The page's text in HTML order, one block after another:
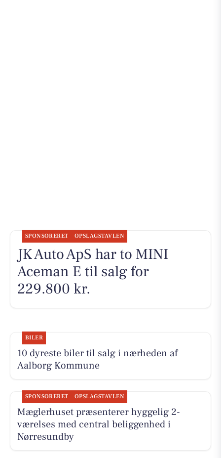
SPONSORERET OPSLAGSTAVLEN
JK Auto ApS har to MINI
Aceman E til salg for
229.800 kr.
BILER
10 dyreste biler til salg i nærheden af
Aalborg Kommune
SPONSORERET OPSLAGSTAVLEN
Mæglerhuset præsenterer hyggelig 2-
værelses med central beliggenhed i
Nørresundby